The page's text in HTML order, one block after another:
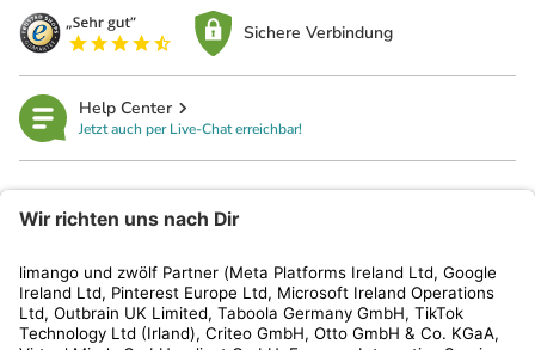
Sichere Verbindung
Help Center
Jetzt auch per Live-Chat erreichbar!
Kundenservice